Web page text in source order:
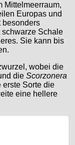
Mittelmeerraum,
Europas und
besonders
schwarze Schale
Sie kann bis
wobei die
die Scorzonera
erste Sorte die
eine hellere